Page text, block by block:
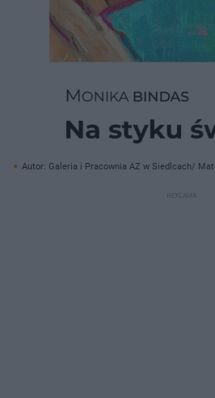
Autor: Galeria i Pracownia AZ w Siedlcach/